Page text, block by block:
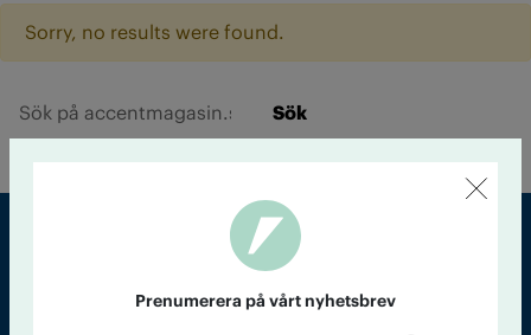
Sorry, no results were found.
Sök
Prenumerera på vårt nyhetsbrev